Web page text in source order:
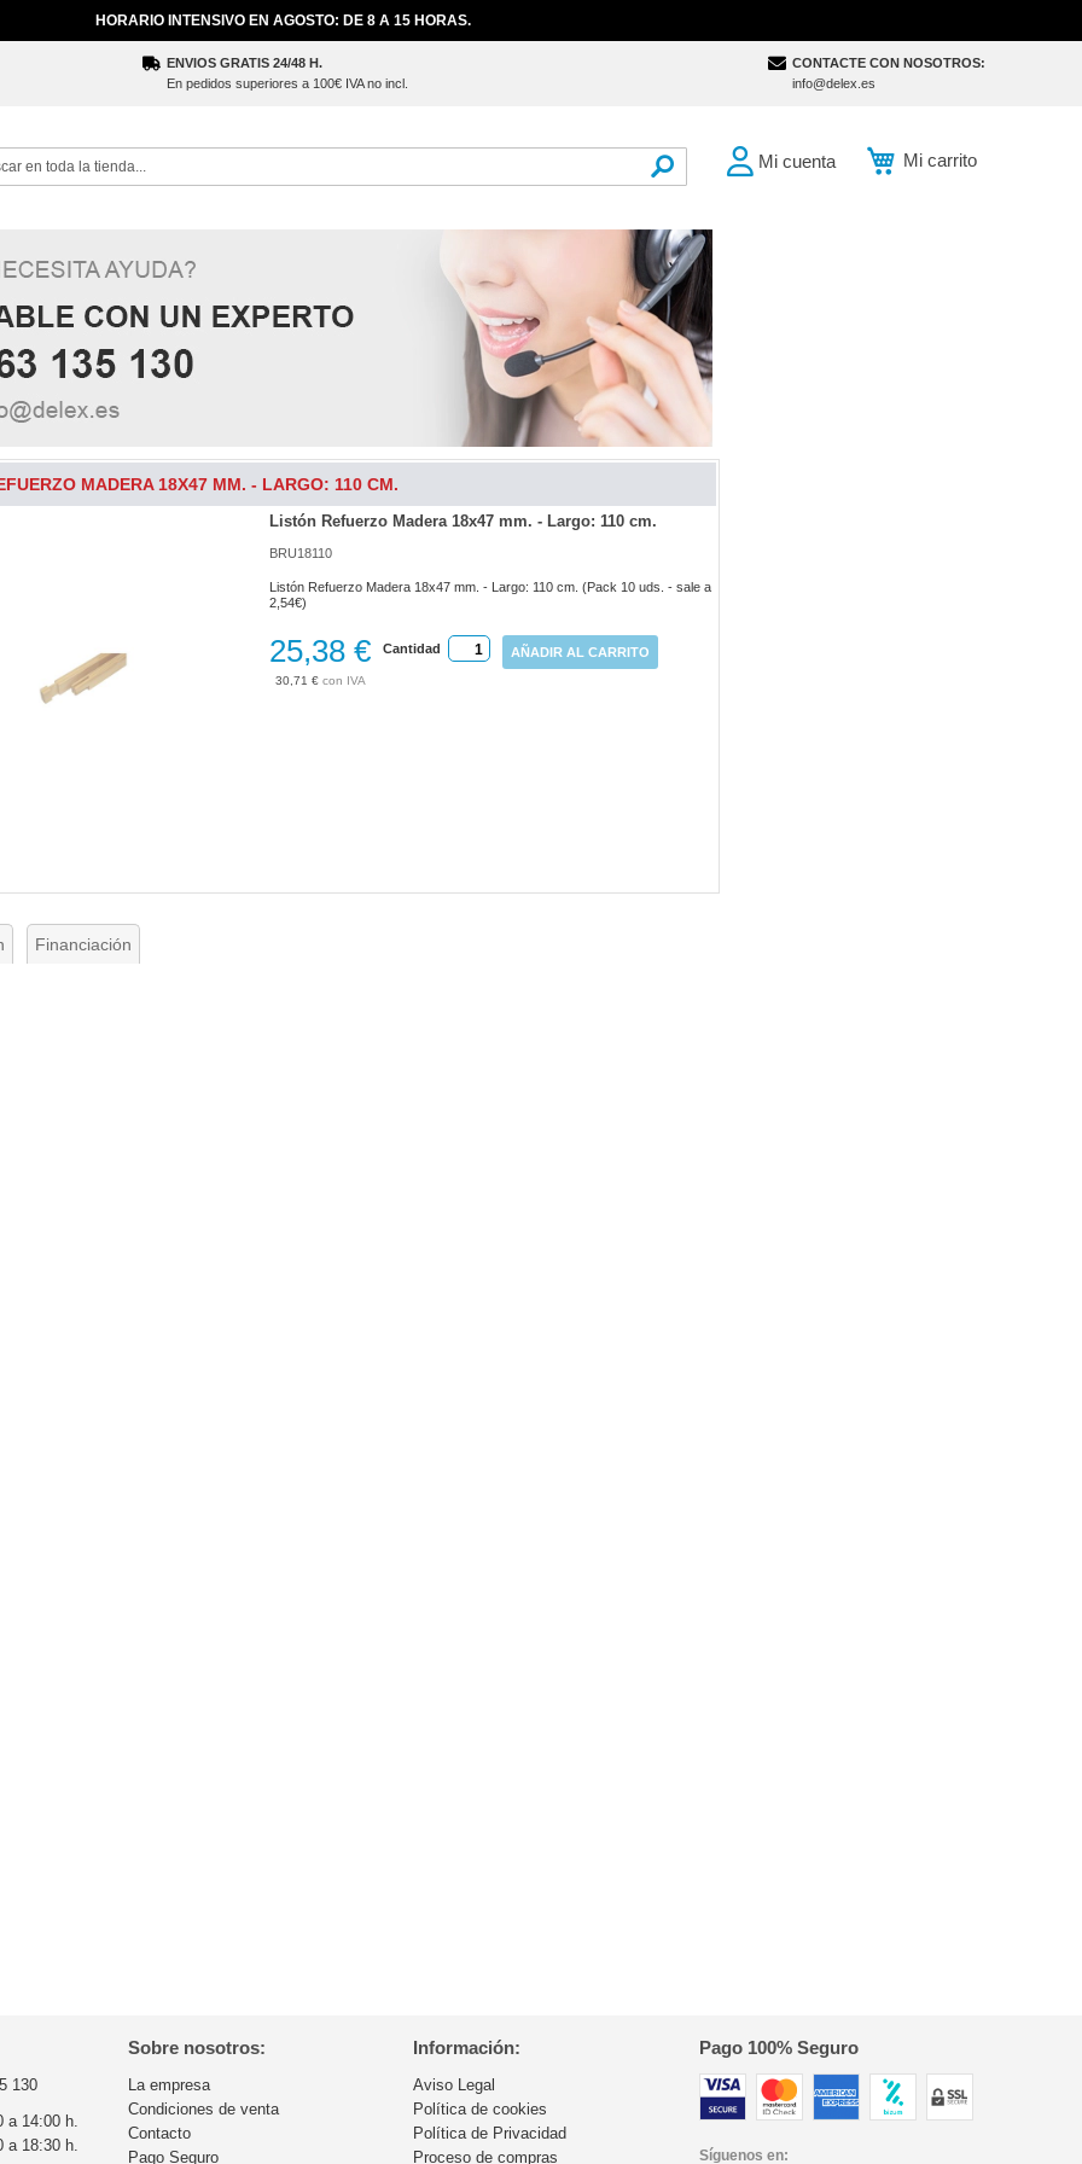
HORARIO INTENSIVO EN AGOSTO: DE 8 A 15 HORAS.
ENVIOS GRATIS 24/48 H.
En pedidos superiores a 100€ IVA no incl.
CONTACTE CON NOSOTROS:
info@delex.es
Mi carrito
Mi cuenta
MADERA 18X47 MM. - LARGO: 110 CM.
Listón Refuerzo Madera 18x47 mm. - Largo: 110 cm.
BRU18110
Listón Refuerzo Madera 18x47 mm. - Largo: 110 cm. (Pack 10 uds. - sale a
2,54€)
30,71 €
25,38 € Cantidad AÑADIR AL CARRITO
Financiación
130
a 14:00 h.
a 18:30 h.
Sobre nosotros:
La empresa
Condiciones de venta
Contacto
Pago Seguro
Información:
Aviso Legal
Política de cookies
Política de Privacidad
Proceso de compras
Pago 100% Seguro
Síguenos en: